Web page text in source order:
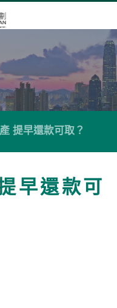
提早還款可取？
早還款可